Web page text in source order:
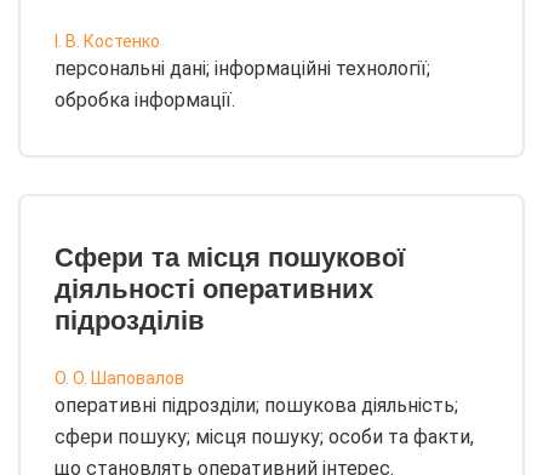
І. В. Костенко
персональні дані; інформаційні технології;
обробка інформації.
Сфери та місця пошукової
діяльності оперативних
підрозділів
О. О. Шаповалов
оперативні підрозділи; пошукова діяльність;
сфери пошуку; місця пошуку; особи та факти,
що становлять оперативний інтерес.